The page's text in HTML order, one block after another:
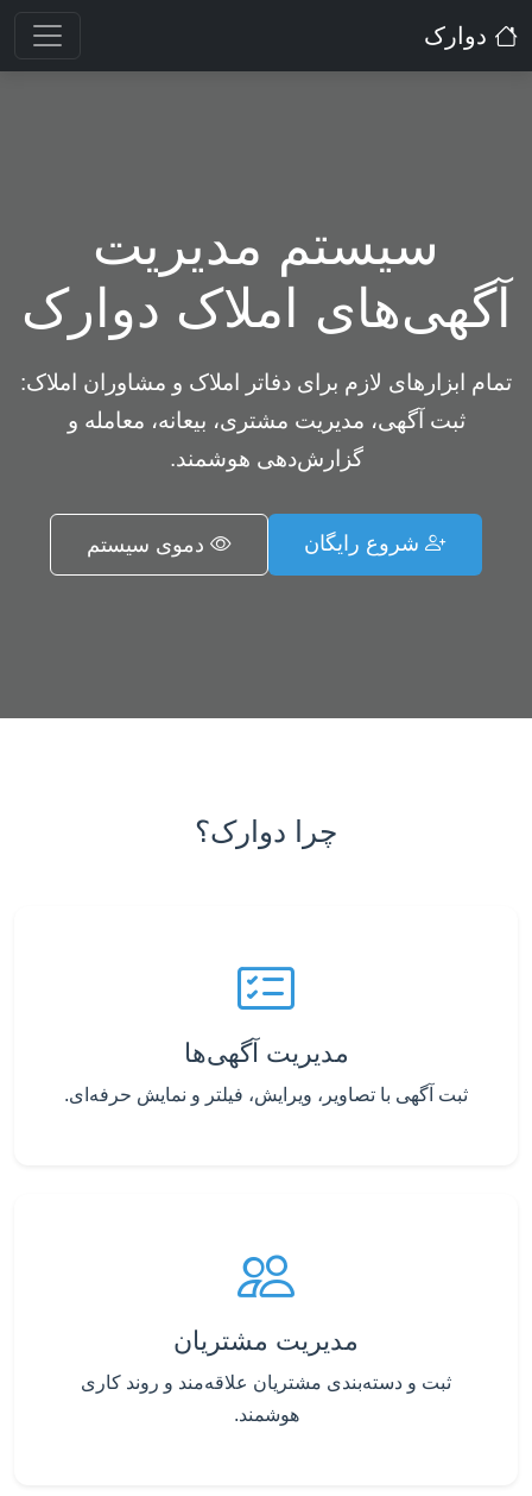
دوارک
سیستم مدیریت
آگهی‌های املاک دوارک
تمام ابزارهای لازم برای دفاتر املاک و مشاوران املاک:
ثبت آگهی، مدیریت مشتری، بیعانه، معامله و
گزارش‌دهی هوشمند.
شروع رایگان دموی سیستم
چرا دوارک؟
مدیریت آگهی‌ها
ثبت آگهی با تصاویر، ویرایش، فیلتر و نمایش حرفه‌ای.
مدیریت مشتریان
ثبت و دسته‌بندی مشتریان علاقه‌مند و روند کاری
هوشمند.